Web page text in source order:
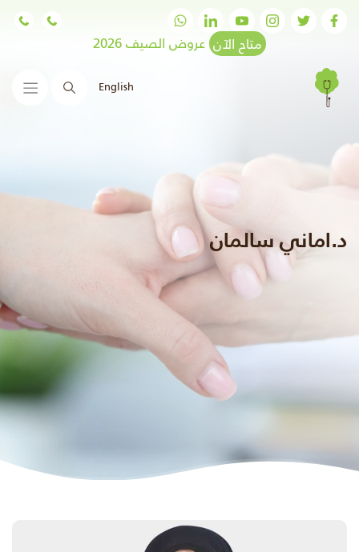
متاح الآن عروض الصيف 2026
English البحث
د.اماني سالمان